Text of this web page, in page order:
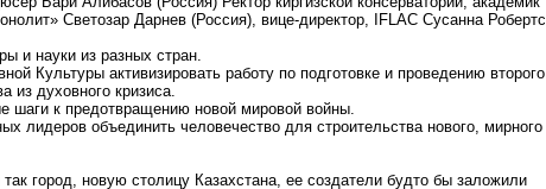
Светозар Дарнев (Россия), вице-директор, IFLAC Сусанна Робертс
и науки из разных стран.
Культуры активизировать работу по подготовке и проведению второго
из духовного кризиса.
шаги к предотвращению новой мировой войны.
лидеров объединить человечество для строительства нового, мирного
город, новую столицу Казахстана, ее создатели будто бы заложили